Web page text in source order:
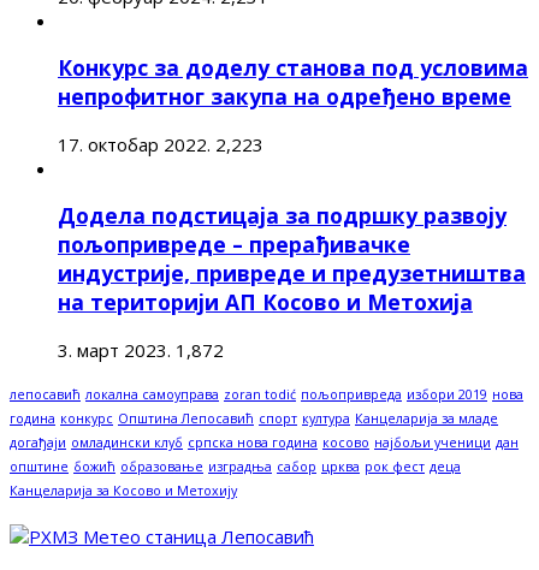
Конкурс за доделу станова под условима
непрофитног закупа на одређено време
17. октобар 2022. 2,223
Додела подстицаја за подршку развоју
пољопривреде – прерађивачке
индустрије, привреде и предузетништва
на територији АП Косово и Метохија
3. март 2023. 1,872
лепосавић локална самоуправа zoran todić пољопривреда избори 2019 нова
година конкурс Општина Лепосавић спорт култура Канцеларија за младе
догађаји омладински клуб српска нова година косово најбољи ученици дан
општине божић образовање изградња сабор црква рок фест деца
Канцеларија за Косово и Метохију